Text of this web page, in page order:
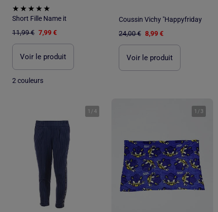
Short Fille Name it
11,99 € 7,99 €
Voir le produit
2 couleurs
Coussin Vichy "Happyfriday
24,00 € 8,99 €
Voir le produit
1 /4 1 / 3